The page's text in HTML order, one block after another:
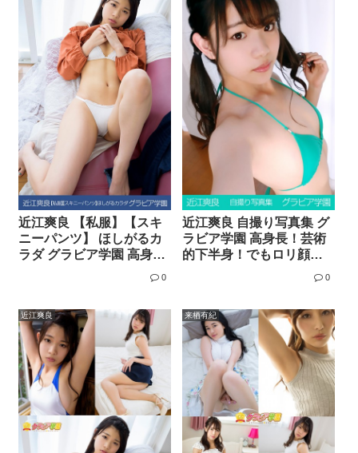
近江爽良 【私服】【スキ
ニーパンツ】 ほしがるカ
ラダ グラビア学園 高身
0
近江爽良 自撮り写真集 グ
ラビア学園 高身長！芸術
的下半身！でもロリ顔の
0
近江爽良 来栖有紀